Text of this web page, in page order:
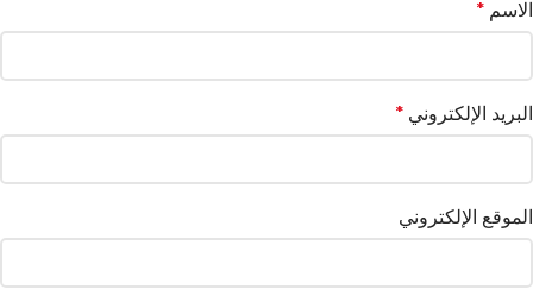
الاسم *
البريد الإلكتروني *
الموقع الإلكتروني